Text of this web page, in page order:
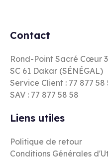
Contact
Rond-Point Sacré Cœur
SC 61 Dakar (SÉNÉGAL)
Service Client : 77 877 58
SAV : 77 877 58 58
Liens utiles
Politique de retour
Conditions Générales